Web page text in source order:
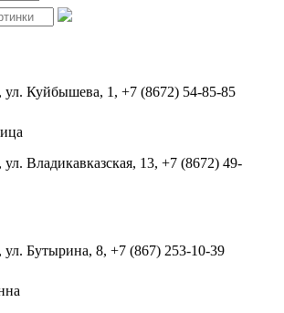
ул. Куйбышева, 1, +7 (8672) 54-85-85
ул. Владикавказская, 13, +7 (8672) 49-
ул. Бутырина, 8, +7 (867) 253-10-39